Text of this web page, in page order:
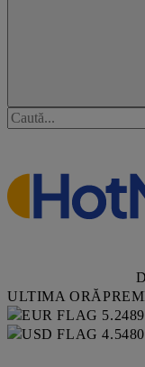
ULTIMA ORĂ
5.2489
4.5480